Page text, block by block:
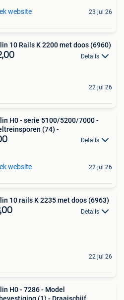
website 23 jul 26
10 Rails K 2200 met doos (6960)
Details
22 jul 26
H0 - serie 5100/5200/7000 -
(74) -
Details
website 22 jul 26
10 rails K 2235 met doos (6963)
Details
22 jul 26
H0 - 7286 - Model